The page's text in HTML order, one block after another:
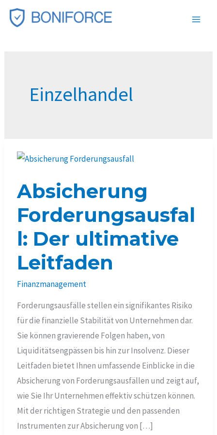
Zum
Inhalt
Einzelhandel
Absicherung
Forderungsausfal
l: Der ultimative
Leitfaden
Finanzmanagement
Forderungsausfälle stellen ein signifikantes Risiko
für die finanzielle Stabilität von Unternehmen dar.
Sie können gravierende Folgen haben, von
Liquiditätsengpässen bis hin zur Insolvenz. Dieser
Leitfaden bietet Ihnen umfassende Einblicke in die
Absicherung von Forderungsausfällen und zeigt auf,
wie Sie Ihr Unternehmen effektiv schützen können.
Mit der richtigen Strategie und den passenden
Instrumenten zur Absicherung von […]